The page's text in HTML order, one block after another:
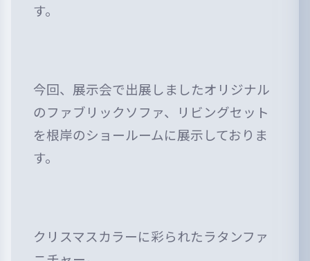
す。
今回、展示会で出展しましたオリジナル
のファブリックソファ、リビングセット
を根岸のショールームに展示しておりま
す。
クリスマスカラーに彩られたラタンファ